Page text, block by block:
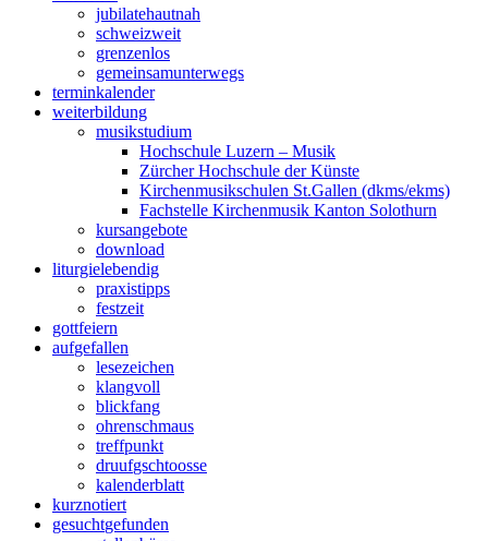
jubilatehautnah
schweizweit
grenzenlos
gemeinsamunterwegs
terminkalender
weiterbildung
musikstudium
Hochschule Luzern – Musik
Zürcher Hochschule der Künste
Kirchenmusikschulen St.Gallen (dkms/ekms)
Fachstelle Kirchenmusik Kanton Solothurn
kursangebote
download
liturgielebendig
praxistipps
festzeit
gottfeiern
aufgefallen
lesezeichen
klangvoll
blickfang
ohrenschmaus
treffpunkt
druufgschtoosse
kalenderblatt
kurznotiert
gesuchtgefunden